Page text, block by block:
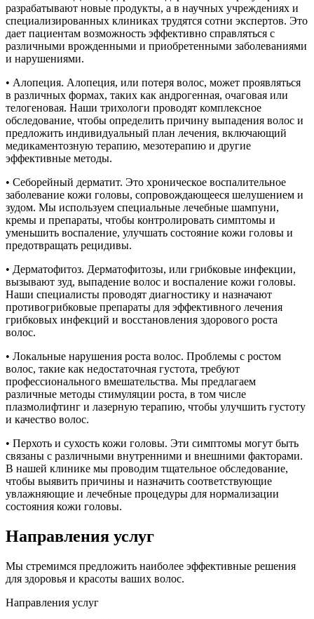
разрабатывают новые продукты, а в научных учреждениях и
специализированных клиниках трудятся сотни экспертов. Это
дает пациентам возможность эффективно справляться с
различными врожденными и приобретенными заболеваниями
и нарушениями.
• Алопеция. Алопеция, или потеря волос, может проявляться
в различных формах, таких как андрогенная, очаговая или
телогеновая. Наши трихологи проводят комплексное
обследование, чтобы определить причину выпадения волос и
предложить индивидуальный план лечения, включающий
медикаментозную терапию, мезотерапию и другие
эффективные методы.
• Себорейный дерматит. Это хроническое воспалительное
заболевание кожи головы, сопровождающееся шелушением и
зудом. Мы используем специальные лечебные шампуни,
кремы и препараты, чтобы контролировать симптомы и
уменьшить воспаление, улучшать состояние кожи головы и
предотвращать рецидивы.
• Дерматофитоз. Дерматофитозы, или грибковые инфекции,
вызывают зуд, выпадение волос и воспаление кожи головы.
Наши специалисты проводят диагностику и назначают
противогрибковые препараты для эффективного лечения
грибковых инфекций и восстановления здорового роста
волос.
• Локальные нарушения роста волос. Проблемы с ростом
волос, такие как недостаточная густота, требуют
профессионального вмешательства. Мы предлагаем
различные методы стимуляции роста, в том числе
плазмолифтинг и лазерную терапию, чтобы улучшить густоту
и качество волос.
• Перхоть и сухость кожи головы. Эти симптомы могут быть
связаны с различными внутренними и внешними факторами.
В нашей клинике мы проводим тщательное обследование,
чтобы выявить причины и назначить соответствующие
увлажняющие и лечебные процедуры для нормализации
состояния кожи головы.
Направления услуг
Мы стремимся предложить наиболее эффективные решения
для здоровья и красоты ваших волос.
Направления услуг